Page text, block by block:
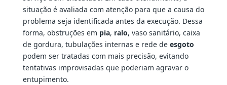
situação é avaliada com atenção para que a causa do
problema seja identificada antes da execução. Dessa
forma, obstruções em pia, ralo, vaso sanitário, caixa
de gordura, tubulações internas e rede de esgoto
podem ser tratadas com mais precisão, evitando
tentativas improvisadas que poderiam agravar o
entupimento.